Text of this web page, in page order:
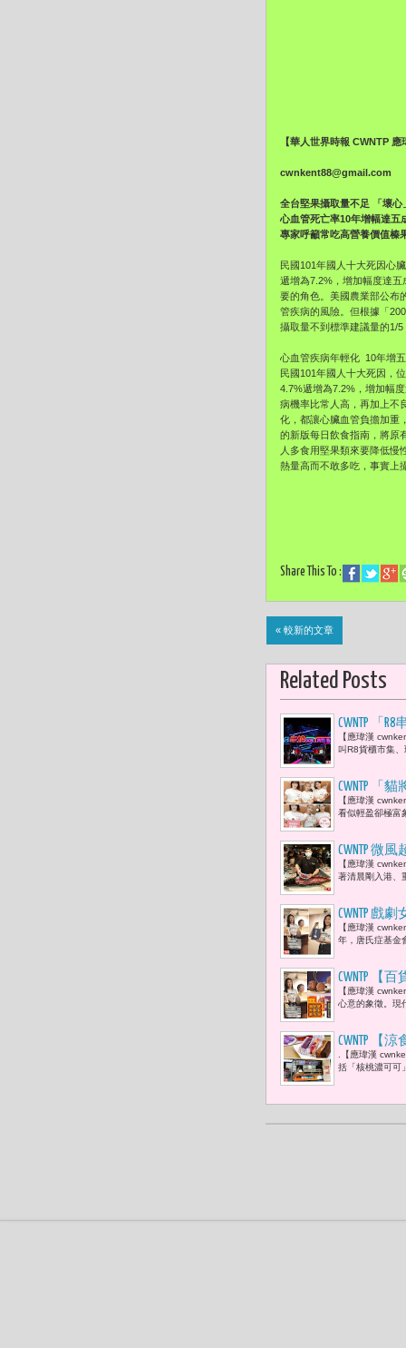
【華人世界時報 CWNTP
cwnkent88@gmail.com
全台堅果攝取量不足 「壞
心血管死亡率10年增幅達五
專家呼籲常吃高營養價值榛
民國101年國人十大死因心
遞增為7.2%，增加幅度達
要的角色。美國農業部公布
管疾病的風險。但根據「
攝取量不到標準建議量的1/
心血管疾病年輕化 10年增
民國101年國人十大死因，
4.7%遞增為7.2%，增加幅
病機率比常人高，再加上不
化，都讓心臟血管負擔加重
的新版每日飲食指南，將原
人多食用堅果類來要降低
熱量高而不敢多吃，事實上
Share This To :
« 較新的文章
Related Posts
CWNTP 「
意的出口
【應瑋漢
叫R8貨櫃市集
CWNTP 「
【應瑋漢
看似輕盈卻極富
CWNTP 微
【應瑋漢
著清晨剛入港、
CWNTP 戲
【應瑋漢
年，唐氏症基金
CWNTP 【
盒、老爺
成禮坊月
【應瑋漢
心意的象徵。現
CWNTP 【
列新口味
.【應瑋漢
括「核桃濃可可